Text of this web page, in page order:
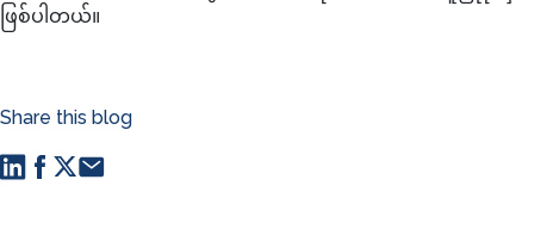
ဖြစ်ပါတယ်။
Share this blog